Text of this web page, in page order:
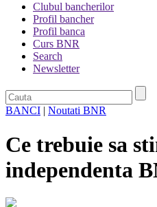
Clubul bancherilor
Profil bancher
Profil banca
Curs BNR
Search
Newsletter
BANCI | Noutati BNR
Ce trebuie sa
independenta